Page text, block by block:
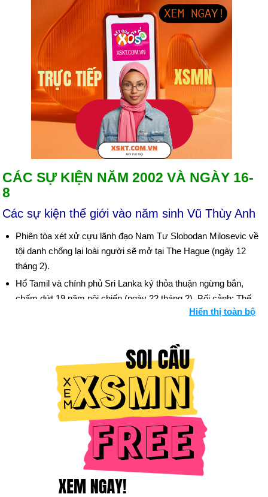
CÁC SỰ KIỆN NĂM 2002 VÀ NGÀY 16-
8
Các sự kiện thế giới vào năm sinh Vũ Thùy Anh
Phiên tòa xét xử cựu lãnh đạo Nam Tư Slobodan Milosevic về
tội danh chống lại loài người sẽ mở tại The Hague (ngày 12
tháng 2).
Hổ Tamil và chính phủ Sri Lanka ký thỏa thuận ngừng bắn,
chấm dứt 19 năm nội chiến (ngày 22 tháng 2). Bối cảnh: Thế
làm rung chuyển bang Gujarat sau khi một đám đông Hồi giáo
phóng hỏa đánh bom một đoàn tàu, giết chết các nhà hoạt
động Ấn Độ giáo. Những người theo đạo Hindu đã trả đũa, và
hơn 1.000 người đã chết trong cuộc đổ máu (ngày 27 tháng 2
và tiếp theo). Bối cảnh: Thế giới được đánh giá
Hoa Kỳ và quân đội Afghanistan phát động Chiến dịch
Anaconda chống lại các chiến binh al-Qaeda và Taliban còn lại
ở Afghanistan (ngày 2 tháng 3). Bối cảnh: Dòng thời gian của
Taliban và Afghanistan
Xe tăng và máy bay chiến đấu của Israel tấn công các thị trấn
Hiển thị toàn bộ